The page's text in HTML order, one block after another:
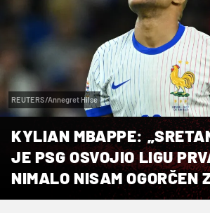
REUTERS/Annegret Hilse
KYLIAN MBAPPE:
JE PSG OSVOJIO LIGU
NIMALO NISAM OGORČEN